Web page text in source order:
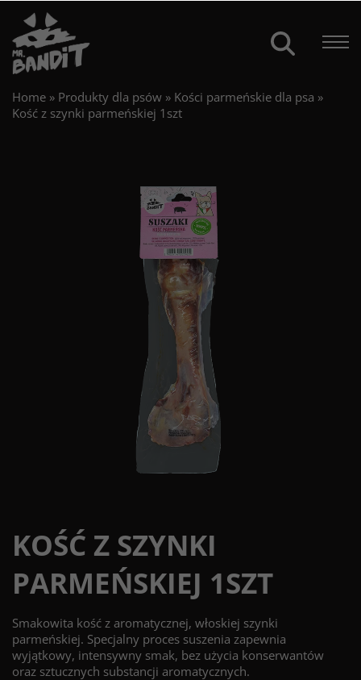
Home » Produkty dla psów » Kości parmeńskie dla psa »
Kość z szynki parmeńskiej 1szt
KOŚĆ Z SZYNKI
PARMEŃSKIEJ 1SZT
Smakowita kość z aromatycznej, włoskiej szynki
parmeńskiej. Specjalny proces suszenia zapewnia
wyjątkowy, intensywny smak, bez użycia konserwantów
oraz sztucznych substancji aromatycznych.